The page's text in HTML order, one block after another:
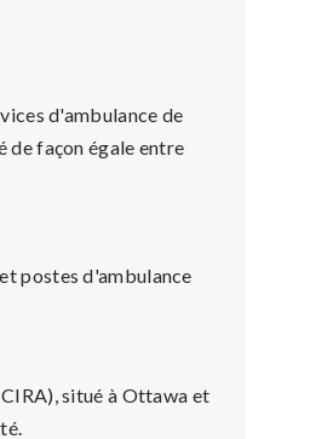
d'ambulance de
de façon égale entre
postes d'ambulance
situé à Ottawa et